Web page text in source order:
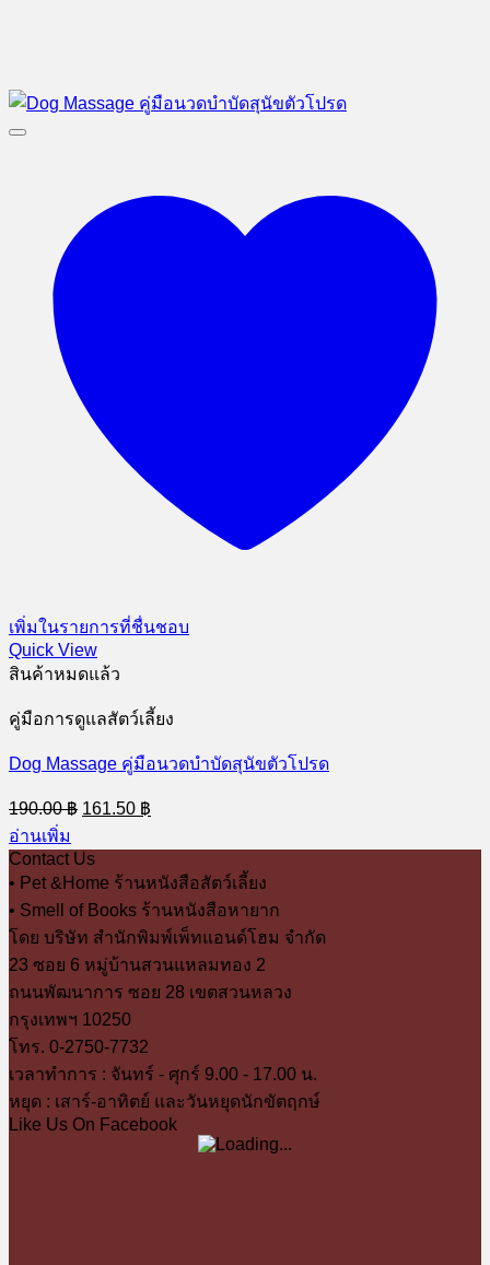
เพิ่มในรายการที่ชื่นชอบ
Quick View
สินค้าหมดแล้ว
คู่มือการดูแลสัตว์เลี้ยง
Dog Massage คู่มือนวดบำบัดสุนัขตัวโปรด
190.00฿ Original
price
190.00 ฿.
161.50 ฿
price
อ่านเพิ่ม
Contact Us
• Pet &Home ร้านหนังสือสัตว์เลี้ยง
• Smell of Books ร้านหนังสือหายาก
โดย บริษัท สำนักพิมพ์เพ็ทแอนด์โฮม จำกัด
23 ซอย 6 หมู่บ้านสวนแหลมทอง 2
ถนนพัฒนาการ ซอย 28 เขตสวนหลวง
กรุงเทพฯ 10250
โทร. 0-2750-7732
เวลาทำการ : จันทร์ - ศุกร์ 9.00 - 17.00 น.
หยุด : เสาร์-อาทิตย์ และวันหยุดนักขัตฤกษ์
Like Us On Facebook